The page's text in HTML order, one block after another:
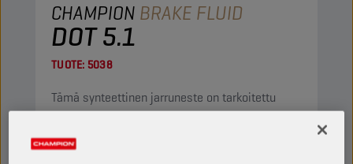
CHAMPION BRAKE FLUID
DOT 5.1
TUOTE: 5038
Tämä synteettinen jarruneste on tarkoitettu
hydraulijarruihin, joissa jarrunesteen laatu on
ensisijaisen tärkeää. Koostumus takaa hyvän
kemiallisen vakauden, erinomaisen suojan